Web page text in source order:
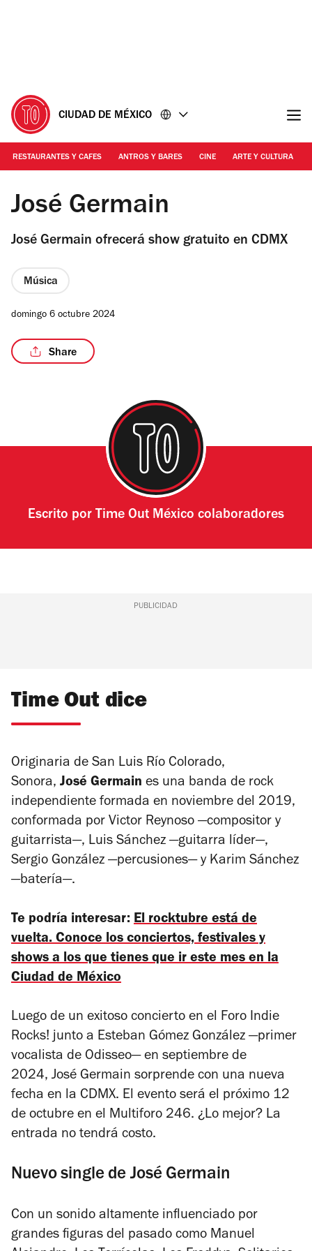
CIUDAD DE MÉXICO
RESTAURANTES Y CAFES ANTROS Y BARES CINE ARTE Y CULTURA
Foto: Cortesía
José Germain
José Germain ofrecerá show gratuito en CDMX
Música
domingo 6 octubre 2024
Share
Escrito por Time Out México colaboradores
PUBLICIDAD
Time Out dice
Originaria de San Luis Río Colorado,
Sonora, José Germain es una banda de rock
independiente formada en noviembre del 2019,
conformada por Victor Reynoso —compositor y
guitarrista—, Luis Sánchez —guitarra líder—,
Sergio González —percusiones— y Karim Sánchez
—batería—.
Te podría interesar: El rocktubre está de
vuelta. Conoce los conciertos, festivales y
shows a los que tienes que ir este mes en la
Ciudad de México
Luego de un exitoso concierto en el Foro Indie
Rocks! junto a Esteban Gómez González —primer
vocalista de Odisseo— en septiembre de
2024, José Germain sorprende con una nueva
fecha en la CDMX. El evento será el próximo 12
de octubre en el Multiforo 246. ¿Lo mejor? La
entrada no tendrá costo.
Nuevo single de José Germain
Con un sonido altamente influenciado por
grandes figuras del pasado como Manuel